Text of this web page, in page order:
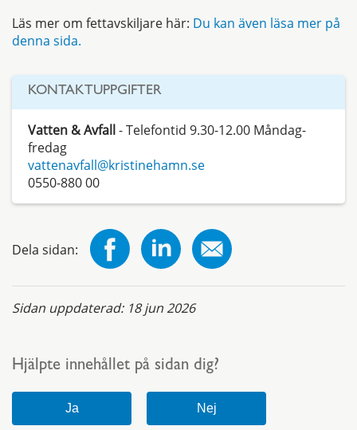
Läs mer om fettavskiljare här: Du kan även läsa mer på
denna sida.
KONTAKTUPPGIFTER
Vatten & Avfall- Telefontid 9.30-12.00 Måndag-
fredag
vattenavfall@kristinehamn.se
0550-880 00
Dela sidan:
Sidan uppdaterad: 18 jun 2026
Hjälpte innehållet på sidan dig?